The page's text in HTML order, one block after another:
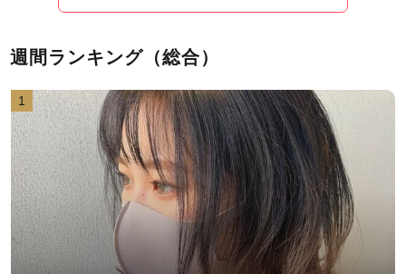
週間ランキング（総合）
1